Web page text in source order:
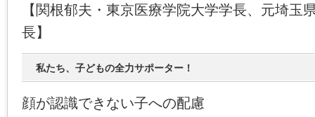
【関根郁夫・東京医療学院大学学長、元埼玉
長】
私たち、子どもの全力サポーター！
顔が認識できない子への配慮